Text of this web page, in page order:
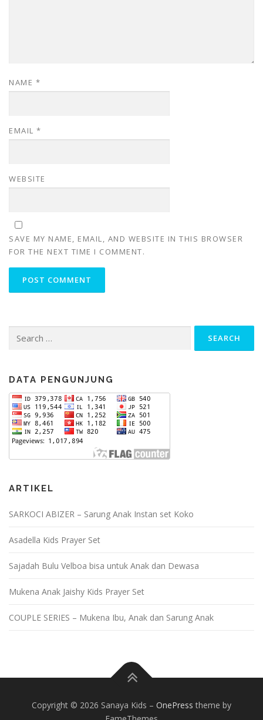
NAME *
EMAIL *
WEBSITE
SAVE MY NAME, EMAIL, AND WEBSITE IN THIS BROWSER
FOR THE NEXT TIME I COMMENT.
for:
DATA PENGUNJUNG
ARTIKEL
SARKOCI ABIZER – Sarung Anak Instan set Koko
Asadella Kids Prayer Set
Sajadah Bulu Velboa bisa untuk Anak dan Dewasa
Mukena Anak Jaishy Kids Prayer Set
COUPLE SERIES – Mukena Ibu, Anak dan Sarung Anak
Copyright © 2026 Sanaya Kids – OnePress theme by